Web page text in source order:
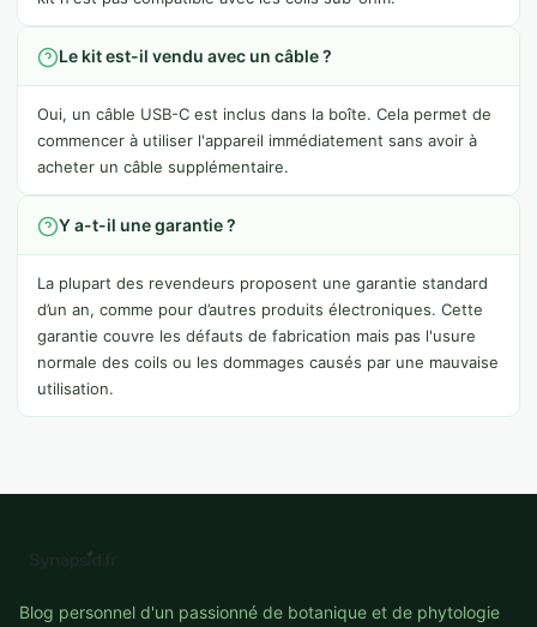
Le kit est-il vendu avec un câble ?
Oui, un câble USB-C est inclus dans la boîte. Cela permet de
commencer à utiliser l'appareil immédiatement sans avoir à
acheter un câble supplémentaire.
Y a-t-il une garantie ?
La plupart des revendeurs proposent une garantie standard
d’un an, comme pour d’autres produits électroniques. Cette
garantie couvre les défauts de fabrication mais pas l'usure
normale des coils ou les dommages causés par une mauvaise
utilisation.
Blog personnel d'un passionné de botanique et de phytologie